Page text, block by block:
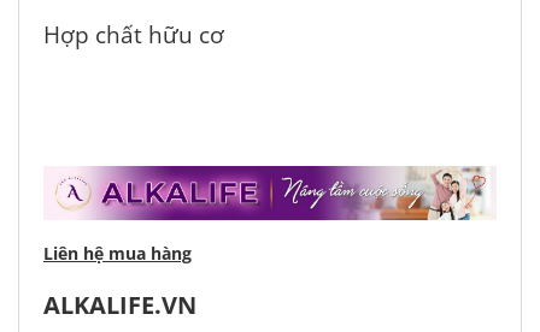
Hợp chất hữu cơ
Liên hệ mua hàng
ALKALIFE.VN